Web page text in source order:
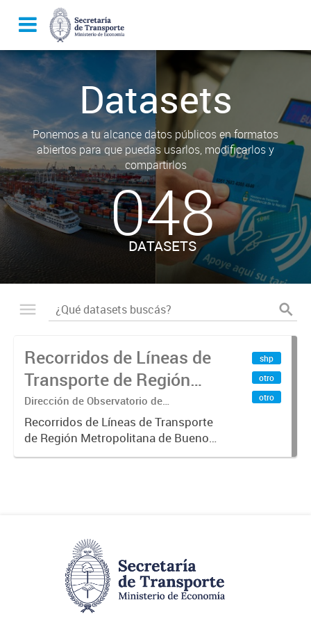
Datasets
Ponemos a tu alcance datos públicos en formatos
abiertos para que puedas usarlos, modificarlos y
compartirlos
048
DATASETS
Recorridos de Líneas de
Transporte de Región
Metropolitana de
Buenos Aires (RMBA)
Dirección de Observatorio de
Transporte, Estudio y Sistemas
Recorridos de Líneas de Transporte
de Región Metropolitana de Buenos
Aires (RMBA).-
shp
otro
otro